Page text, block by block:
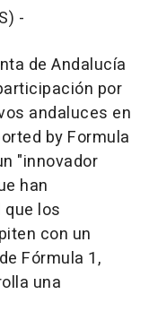
-
de Andalucía
por
andaluces en
by Formula
"innovador
han
los
con un
Fórmula 1,
una